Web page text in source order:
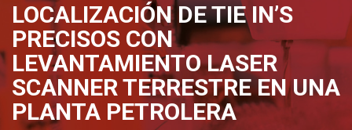
LOCALIZACIÓN DE TIE IN’S
PRECISOS CON
LEVANTAMIENTO LASER
SCANNER TERRESTRE EN UNA
PLANTA PETROLERA